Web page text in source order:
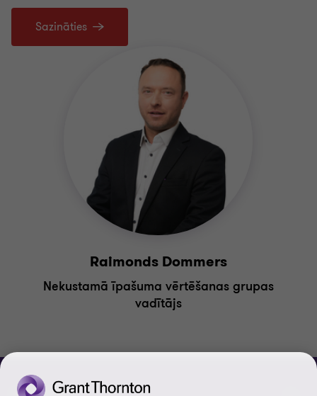
Sazināties
Raimonds Dommers
Nekustamā īpašuma vērtēšanas grupas
vadītājs